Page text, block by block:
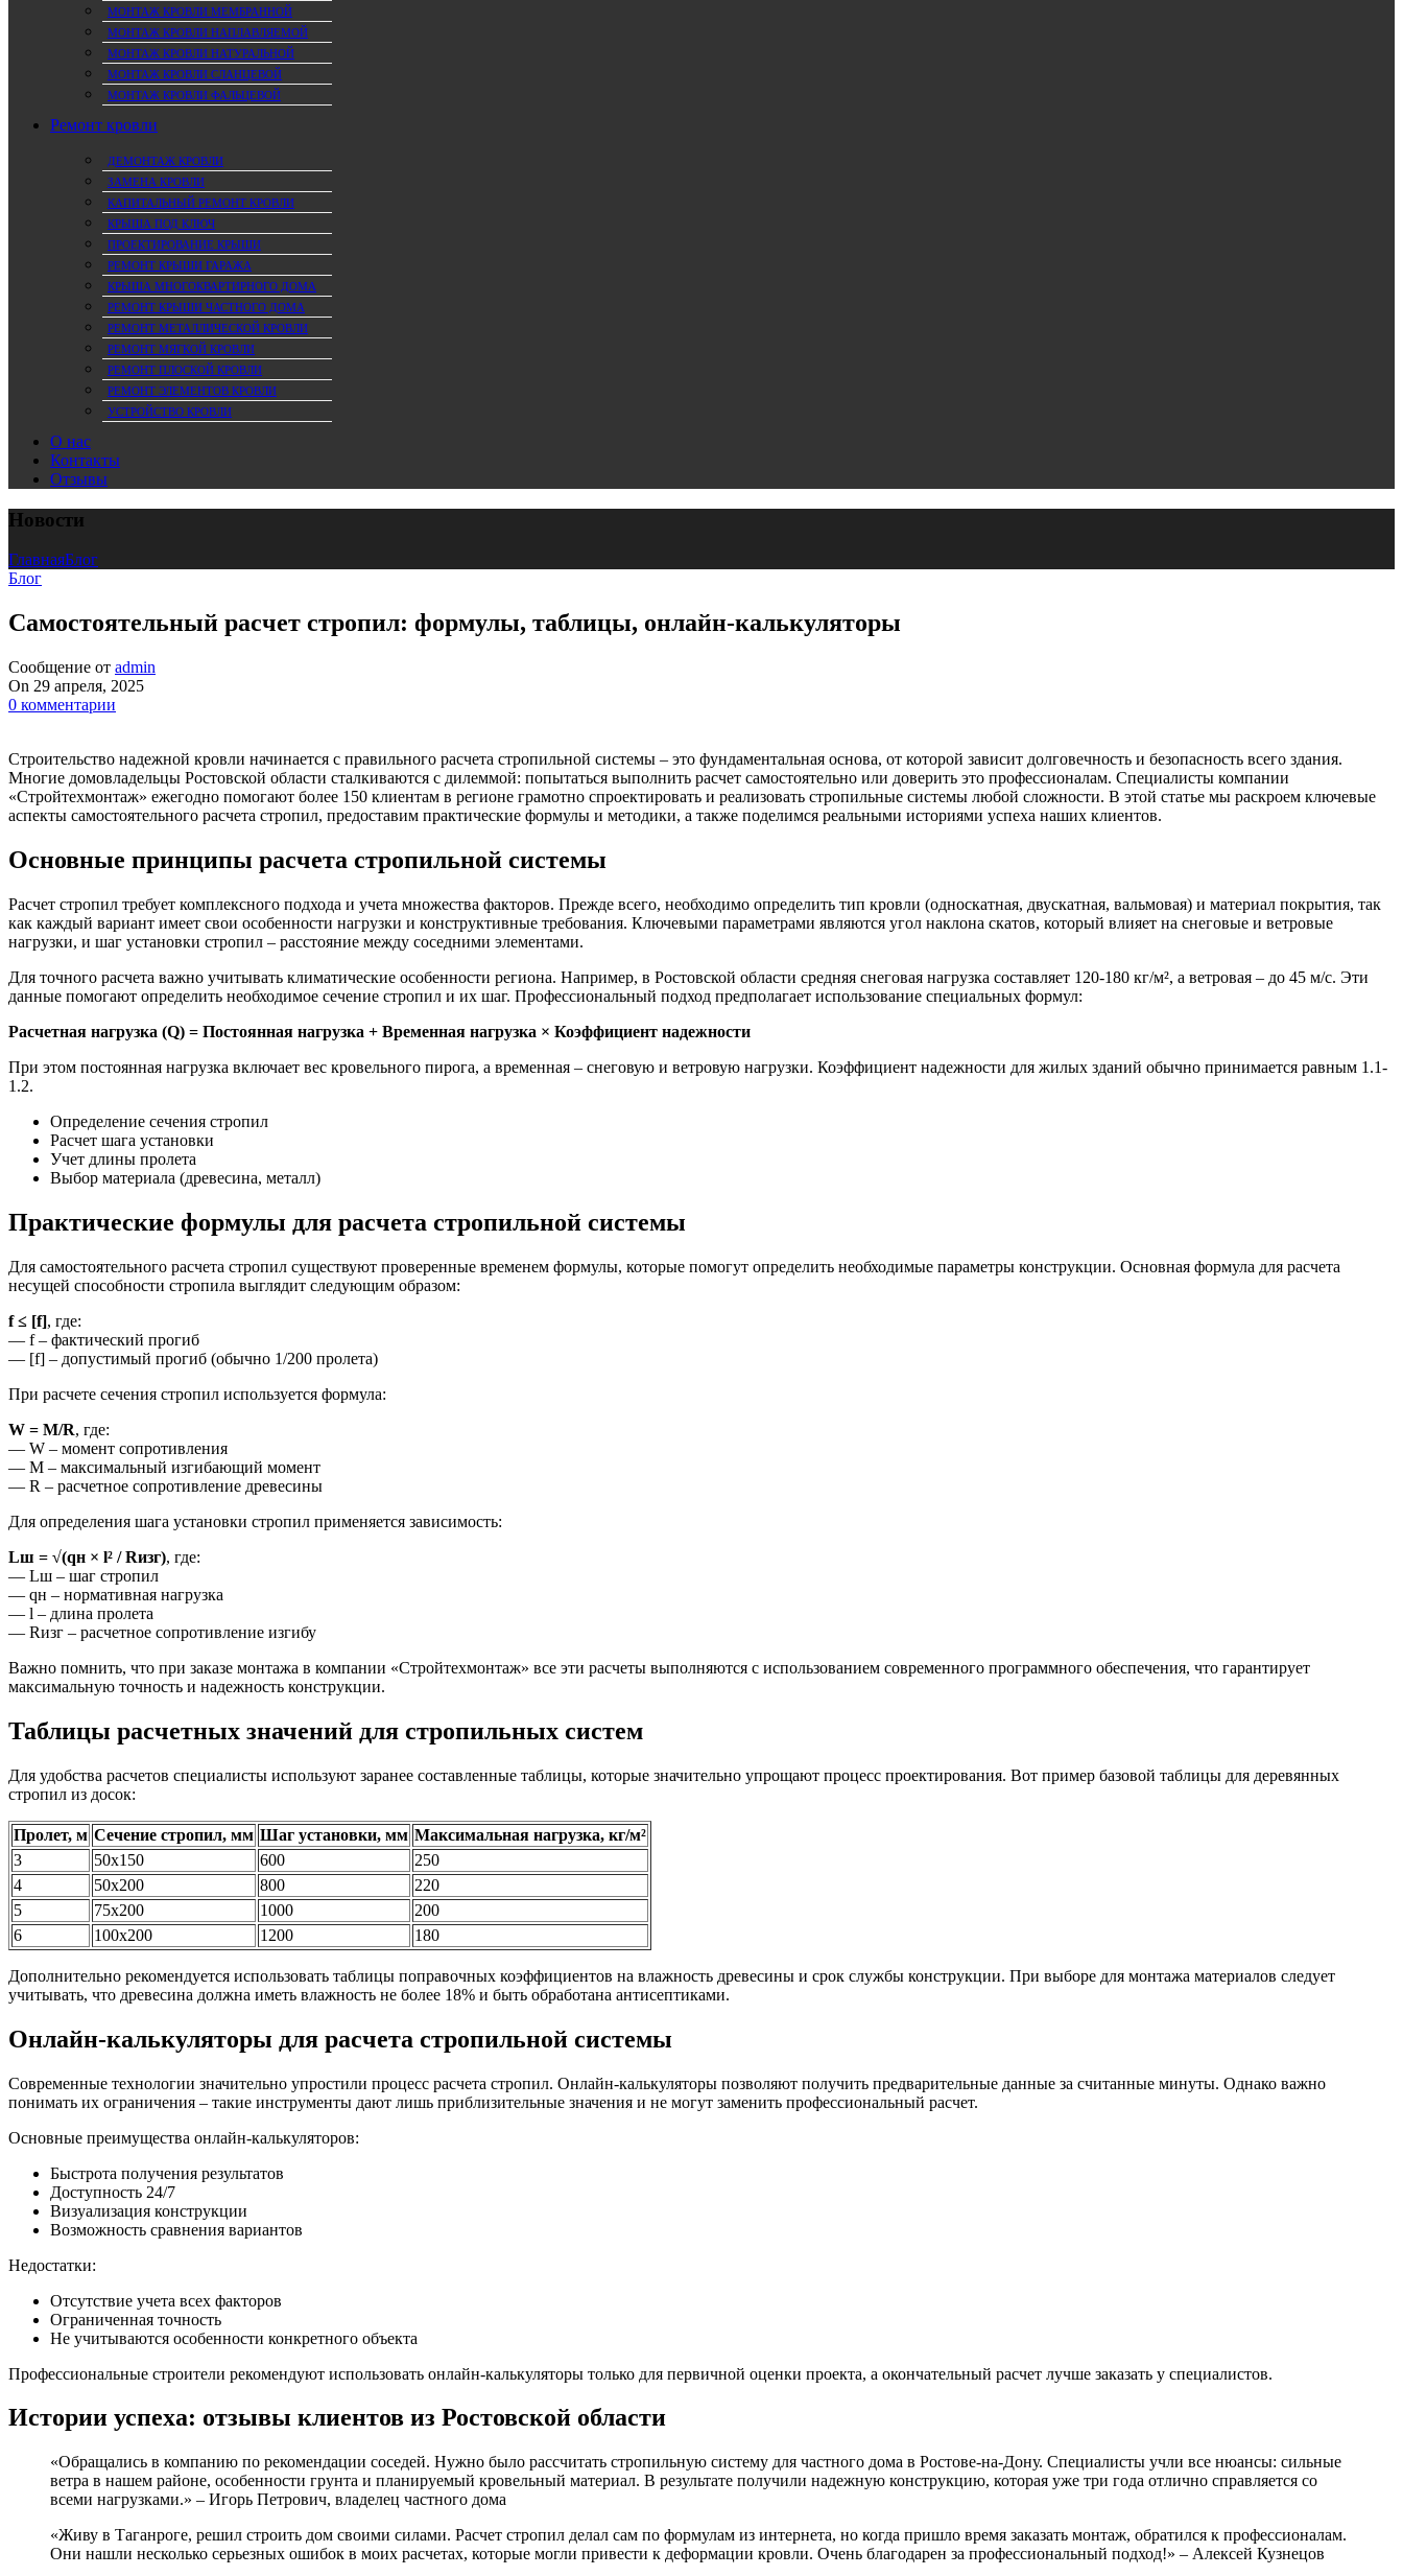
МОНТАЖ КРОВЛИ МЕМБРАННОЙ
МОНТАЖ КРОВЛИ НАПЛАВЛЯЕМОЙ
МОНТАЖ КРОВЛИ НАТУРАЛЬНОЙ
МОНТАЖ КРОВЛИ СЛАНЦЕВОЙ
МОНТАЖ КРОВЛИ ФАЛЬЦЕВОЙ
Ремонт кровли
ДЕМОНТАЖ КРОВЛИ
ЗАМЕНА КРОВЛИ
КАПИТАЛЬНЫЙ РЕМОНТ КРОВЛИ
КРЫША ПОД КЛЮЧ
ПРОЕКТИРОВАНИЕ КРЫШИ
РЕМОНТ КРЫШИ ГАРАЖА
КРЫША МНОГОКВАРТИРНОГО ДОМА
РЕМОНТ КРЫШИ ЧАСТНОГО ДОМА
РЕМОНТ МЕТАЛЛИЧЕСКОЙ КРОВЛИ
РЕМОНТ МЯГКОЙ КРОВЛИ
РЕМОНТ ПЛОСКОЙ КРОВЛИ
РЕМОНТ ЭЛЕМЕНТОВ КРОВЛИ
УСТРОЙСТВО КРОВЛИ
О нас
Контакты
Отзывы
Новости
ГлавнаяБлог
Блог
Самостоятельный расчет стропил: формулы, таблицы, онлайн-калькуляторы
Сообщение от admin
On 29 апреля, 2025
0 комментарии
Строительство надежной кровли начинается с правильного расчета стропильной системы – это фундаментальная основа, от которой зависит долговечность и безопасность всего здания.
Многие домовладельцы Ростовской области сталкиваются с дилеммой: попытаться выполнить расчет самостоятельно или доверить это профессионалам. Специалисты компании
«Стройтехмонтаж» ежегодно помогают более 150 клиентам в регионе грамотно спроектировать и реализовать стропильные системы любой сложности. В этой статье мы раскроем ключевые
аспекты самостоятельного расчета стропил, предоставим практические формулы и методики, а также поделимся реальными историями успеха наших клиентов.
Основные принципы расчета стропильной системы
Расчет стропил требует комплексного подхода и учета множества факторов. Прежде всего, необходимо определить тип кровли (односкатная, двускатная, вальмовая) и материал покрытия, так
как каждый вариант имеет свои особенности нагрузки и конструктивные требования. Ключевыми параметрами являются угол наклона скатов, который влияет на снеговые и ветровые
нагрузки, и шаг установки стропил – расстояние между соседними элементами.
Для точного расчета важно учитывать климатические особенности региона. Например, в Ростовской области средняя снеговая нагрузка составляет 120-180 кг/м², а ветровая – до 45 м/с. Эти
данные помогают определить необходимое сечение стропил и их шаг. Профессиональный подход предполагает использование специальных формул:
Расчетная нагрузка (Q) = Постоянная нагрузка + Временная нагрузка × Коэффициент надежности
При этом постоянная нагрузка включает вес кровельного пирога, а временная – снеговую и ветровую нагрузки. Коэффициент надежности для жилых зданий обычно принимается равным 1.1-
1.2.
Определение сечения стропил
Расчет шага установки
Учет длины пролета
Выбор материала (древесина, металл)
Практические формулы для расчета стропильной системы
Для самостоятельного расчета стропил существуют проверенные временем формулы, которые помогут определить необходимые параметры конструкции. Основная формула для расчета
несущей способности стропила выглядит следующим образом:
f ≤ [f], где:
— f – фактический прогиб
— [f] – допустимый прогиб (обычно 1/200 пролета)
При расчете сечения стропил используется формула:
W = M/R, где:
— W – момент сопротивления
— M – максимальный изгибающий момент
— R – расчетное сопротивление древесины
Для определения шага установки стропил применяется зависимость:
Lш = √(qн × l² / Rизг), где:
— Lш – шаг стропил
— qн – нормативная нагрузка
— l – длина пролета
— Rизг – расчетное сопротивление изгибу
Важно помнить, что при заказе монтажа в компании «Стройтехмонтаж» все эти расчеты выполняются с использованием современного программного обеспечения, что гарантирует
максимальную точность и надежность конструкции.
Таблицы расчетных значений для стропильных систем
Для удобства расчетов специалисты используют заранее составленные таблицы, которые значительно упрощают процесс проектирования. Вот пример базовой таблицы для деревянных
стропил из досок:
Пролет, м Сечение стропил, мм Шаг установки, мм Максимальная нагрузка, кг/м²
3
50х150 600
250
4
50х200 800
220
5
75х200 1000
200
6
100х200 1200 180
Дополнительно рекомендуется использовать таблицы поправочных коэффициентов на влажность древесины и срок службы конструкции. При выборе для монтажа материалов следует
учитывать, что древесина должна иметь влажность не более 18% и быть обработана антисептиками.
Онлайн-калькуляторы для расчета стропильной системы
Современные технологии значительно упростили процесс расчета стропил. Онлайн-калькуляторы позволяют получить предварительные данные за считанные минуты. Однако важно
понимать их ограничения – такие инструменты дают лишь приблизительные значения и не могут заменить профессиональный расчет.
Основные преимущества онлайн-калькуляторов:
Быстрота получения результатов
Доступность 24/7
Визуализация конструкции
Возможность сравнения вариантов
Недостатки:
Отсутствие учета всех факторов
Ограниченная точность
Не учитываются особенности конкретного объекта
Профессиональные строители рекомендуют использовать онлайн-калькуляторы только для первичной оценки проекта, а окончательный расчет лучше заказать у специалистов.
Истории успеха: отзывы клиентов из Ростовской области
«Обращались в компанию по рекомендации соседей. Нужно было рассчитать стропильную систему для частного дома в Ростове-на-Дону. Специалисты учли все нюансы: сильные
ветра в нашем районе, особенности грунта и планируемый кровельный материал. В результате получили надежную конструкцию, которая уже три года отлично справляется со
всеми нагрузками.» – Игорь Петрович, владелец частного дома
«Живу в Таганроге, решил строить дом своими силами. Расчет стропил делал сам по формулам из интернета, но когда пришло время заказать монтаж, обратился к профессионалам.
Они нашли несколько серьезных ошибок в моих расчетах, которые могли привести к деформации кровли. Очень благодарен за профессиональный подход!» – Алексей Кузнецов